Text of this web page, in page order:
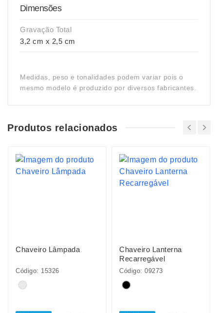
Dimensões
Gravação Total
3,2 cm x 2,5 cm
Medidas, peso e tonalidades podem variar pois o
mesmo modelo é produzido por diversos fabricantes.
Produtos relacionados
Chaveiro Lâmpada
Código: 15326
Chaveiro Lanterna
Recarregável
Código: 09273